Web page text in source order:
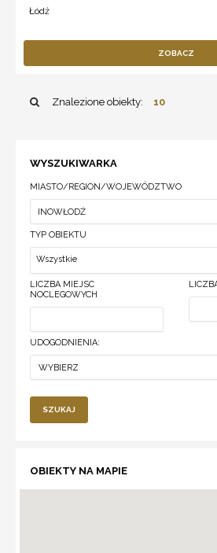
Łódź
ZOBACZ
Znalezione obiekty: 10
WYSZUKIWARKA
MIASTO/REGION/WOJEWÓDZTWO
TYP OBIEKTU
Wszystkie
LICZBA MIEJSC
NOCLEGOWYCH
UDOGODNIENIA:
WYBIERZ
SZUKAJ
OBIEKTY NA MAPIE